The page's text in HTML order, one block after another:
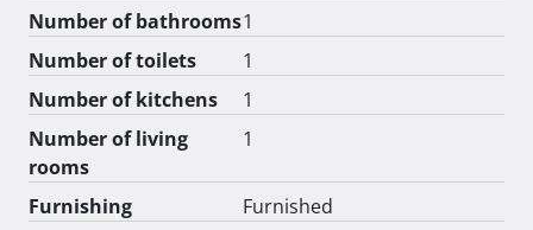
Number of bathrooms1
Number of toilets
1
Number of kitchens
1
Number of living
rooms
1
Furnishing
Furnished